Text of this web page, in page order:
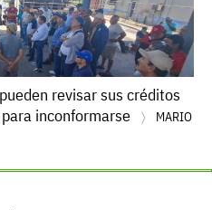
revisar sus créditos
inconformarse
MARIO